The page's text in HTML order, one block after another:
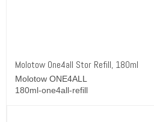
Molotow One4all Stor Refill, 180ml
Molotow ONE4ALL
180ml-one4all-refill